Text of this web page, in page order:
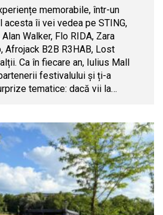
memorabile, într-un
acesta îi vei vedea pe STING,
Walker, Flo RIDA, Zara
Afrojack B2B R3HAB, Lost
Ca în fiecare an, Iulius Mall
festivalului și ți-a
tematice: dacă vii la…